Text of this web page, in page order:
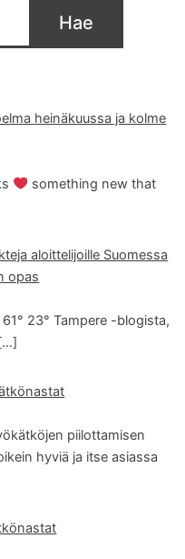
Hae
heinäkuussa ja kolme
something new that
aloittelijoille Suomessa
opas
23° Tampere -blogista,
piilottamisen
hyviä ja itse asiassa